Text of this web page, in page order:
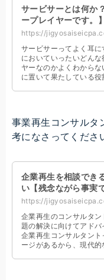
サービサーとは何か
ープレイヤーです。】
https://
サービサーってよく耳
においていったいどん
ヤーなのかよくわから
に置いて果たしている
事業再生コンサルタ
考になさってくださ
企業再生を相談でき
い【残念ながら事実
https://
企業再生のコンサルタ
題の解決に向けてアドバ
企業再生コンサルタン
ージがあるから、現代